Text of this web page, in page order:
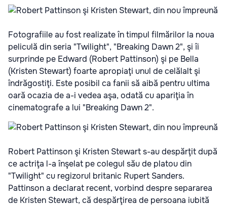
Fotografiile au fost realizate în timpul filmărilor la noua
peliculă din seria "Twilight", "Breaking Dawn 2", şi îi
surprinde pe Edward (Robert Pattinson) şi pe Bella
(Kristen Stewart) foarte apropiaţi unul de celălalt şi
îndrăgostiţi. Este posibil ca fanii să aibă pentru ultima
oară ocazia de a-i vedea aşa, odată cu apariţia în
cinematografe a lui "Breaking Dawn 2".
Robert Pattinson şi Kristen Stewart s-au despărţit după
ce actriţa l-a înşelat pe colegul său de platou din
"Twilight" cu regizorul britanic Rupert Sanders.
Pattinson a declarat recent, vorbind despre separarea
de Kristen Stewart, că despărţirea de persoana iubită